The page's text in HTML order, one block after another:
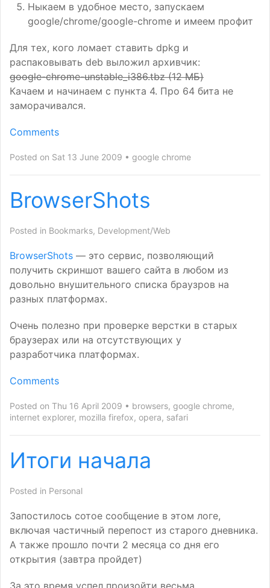
Ныкаем в удобное место, запускаем
google/chrome/google-chrome и имеем профит
Для тех, кого ломает ставить dpkg и
распаковывать deb выложил архивчик:
google-chrome-unstable_i386.tbz (12 МБ)
Качаем и начинаем с пункта 4. Про 64 бита не
заморачивался.
Comments
Posted on Sat 13 June 2009 google chrome
BrowserShots
Posted in Bookmarks, Development/Web
BrowserShots — это сервис, позволяющий
получить скриншот вашего сайта в любом из
довольно внушительного списка браузров на
разных платформах.
Очень полезно при проверке верстки в старых
браузерах или на отсутствующих у
разработчика платформах.
Comments
Posted on Thu 16 April 2009 browsers, google chrome,
internet explorer, mozilla firefox, opera, safari
Итоги начала
Posted in Personal
Запостилось сотое сообщение в этом логе,
включая частичный перепост из старого дневника.
А также прошло почти 2 месяца со дня его
открытия (завтра пройдет)